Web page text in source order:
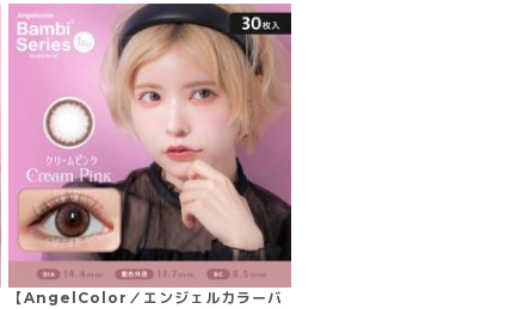
【AngelColor／エンジェルカラーバ